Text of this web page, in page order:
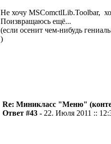
Не хочу MSComctlLib.Toolbar,
Поизвращаюсь ещё...
(если осенит чем-нибудь
)
Re: Миникласс "Меню"
Ответ #43 - 22. Июля 2011 ::